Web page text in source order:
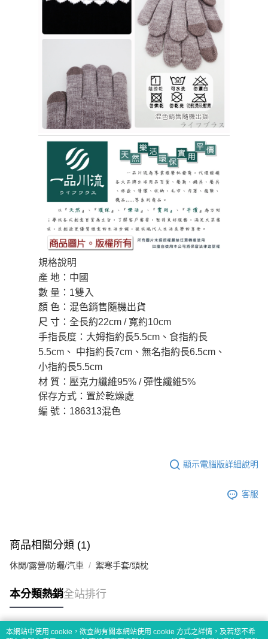
規格說明
產 地：中國
數 量：1雙入
顏 色：混色銷售隨機出貨
尺 寸：全長約22cm / 寬約10cm
手指長度：大姆指約長5.5cm、食指約長
5.5cm、 中指約長7cm、無名指約長6.5cm、
小指約長5.5cm
材 質：壓克力纖維95% / 彈性纖維5%
保存方式：置於乾燥處
編 號：186313混色
顯示電腦版詳細說明
客服
商品相關分類 (1)
休閒/露營/防曬/汽車 禦寒手套/頭枕
本分類熱銷全站排行
本網站中使用 cookie，欲查詢有關本網站使用 cookie 方式之詳情，及若您不希